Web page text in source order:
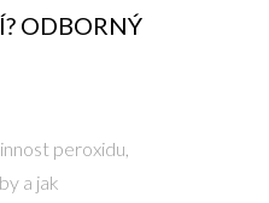
ODBORNÝ
peroxidu,
a jak